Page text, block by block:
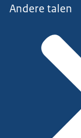
Andere talen